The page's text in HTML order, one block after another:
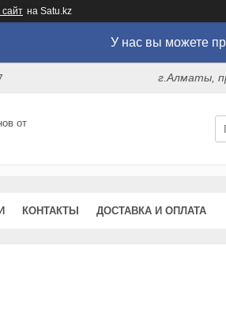
на Satu.kz
У нас вы можете
г.Алматы,
от
КОНТАКТЫ ДОСТАВКА И ОПЛАТА